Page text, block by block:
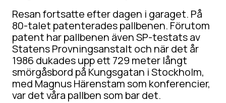
Resan fortsatte efter dagen i garaget. På
80-talet patenterades pallbenen. Förutom
patent har pallbenen även SP-testats av
Statens Provningsanstalt och när det år
1986 dukades upp ett 729 meter långt
smörgåsbord på Kungsgatan i Stockholm,
med Magnus Härenstam som konferencier,
var det våra pallben som bar det.